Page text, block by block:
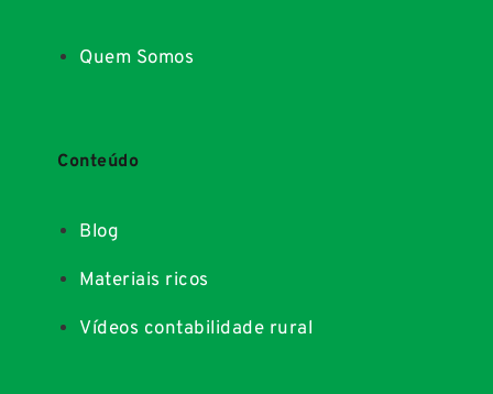
Quem Somos
Conteúdo
Blog
Materiais ricos
Vídeos contabilidade rural